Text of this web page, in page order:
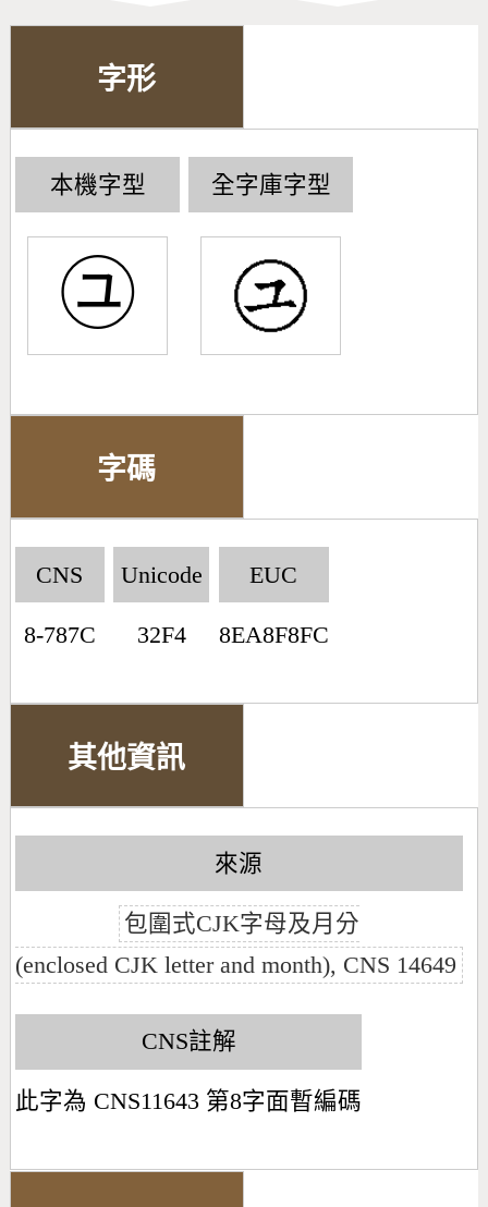
字形
本機字型
㋴
全字庫字型
字碼
CNS
8-787C
Unicode
32F4
EUC
8EA8F8FC
其他資訊
來源
包圍式CJK字母及月分
(enclosed CJK letter and month), CNS 14649
CNS註解
此字為 CNS11643 第8字面暫編碼